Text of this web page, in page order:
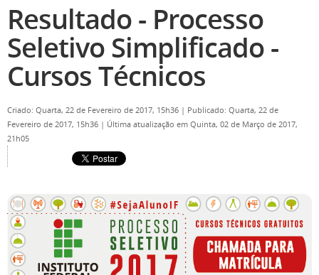
Resultado - Processo
Seletivo Simplificado -
Cursos Técnicos
Criado: Quarta, 22 de Fevereiro de 2017, 15h36 | Publicado: Quarta, 22 de
Fevereiro de 2017, 15h36 | Última atualização em Quinta, 02 de Março de 2017,
21h05